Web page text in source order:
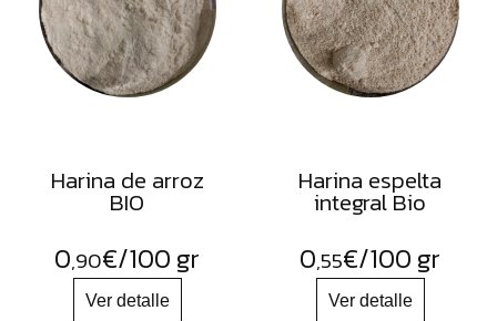
FRUTOS
SECOS
SAL
ACEITES
PRODUCTOS
ACCESORIOS
Harina de arroz
BIO
0,90€/100 gr
Harina espelta
integral Bio
0,55€/100 gr